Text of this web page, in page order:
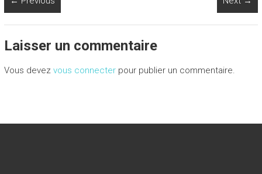
Laisser un commentaire
Vous devez vous connecterpour publier un commentaire.